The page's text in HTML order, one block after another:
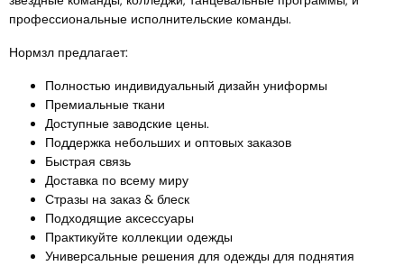
профессиональные исполнительские команды.
Нормзл предлагает:
Полностью индивидуальный дизайн униформы
Премиальные ткани
Доступные заводские цены.
Поддержка небольших и оптовых заказов
Быстрая связь
Доставка по всему миру
Стразы на заказ & блеск
Подходящие аксессуары
Практикуйте коллекции одежды
Универсальные решения для одежды для поднятия